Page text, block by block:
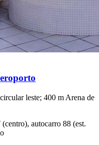
leste; 400 m Arena de
autocarro 88 (est.